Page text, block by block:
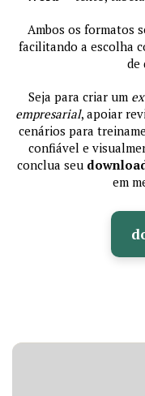
Ambos os formatos
facilitando a escolha
de
Seja para criar um
empresarial, apoiar
cenários para
confiável e
conclua seu
em